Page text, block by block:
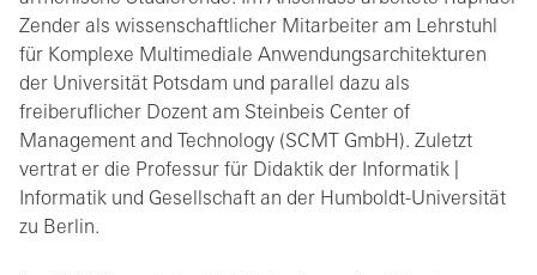
Zender als wissenschaftlicher Mitarbeiter am Lehrstuhl
für Komplexe Multimediale Anwendungsarchitekturen
der Universität Potsdam und parallel dazu als
freiberuflicher Dozent am Steinbeis Center of
Management and Technology (SCMT GmbH). Zuletzt
vertrat er die Professur für Didaktik der Informatik |
Informatik und Gesellschaft an der Humboldt-Universität
zu Berlin.